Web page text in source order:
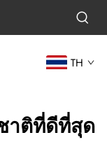
TH
าติที่ดีที่สุด